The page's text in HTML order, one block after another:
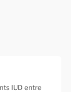
IUD entre